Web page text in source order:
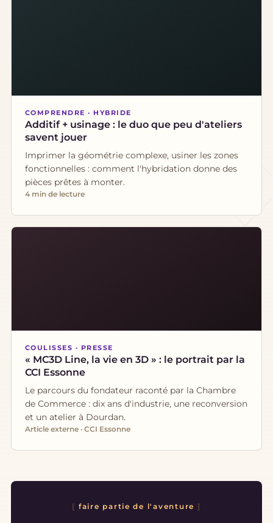
COMPRENDRE · HYBRIDE
Additif + usinage : le duo que peu d'ateliers
savent jouer
Imprimer la géométrie complexe, usiner les zones
fonctionnelles : comment l'hybridation donne des
pièces prêtes à monter.
4 min de lecture
COULISSES · PRESSE
« MC3D Line, la vie en 3D » : le portrait par la
CCI Essonne
Le parcours du fondateur raconté par la Chambre
de Commerce : dix ans d'industrie, une reconversion
et un atelier à Dourdan.
Article externe · CCI Essonne
faire partie de l'aventure